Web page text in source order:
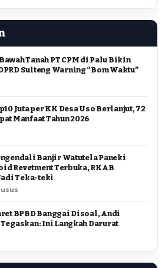
Tanah PT CPM di Palu Bikin
Sulteng Warning “Bom Waktu”
Juta per KK Desa Uso Berlanjut, 72
Manfaat Tahun 2026
Banjir Watutela Paneki
Revetment Terbuka, RKAB
Teka-teki
BPBD Banggai Disoal, Andi
Ini Langkah Darurat